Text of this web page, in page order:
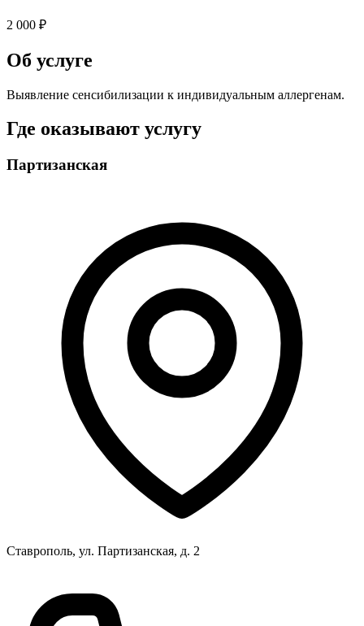
2 000 ₽
Об услуге
Выявление сенсибилизации к индивидуальным аллергенам.
Где оказывают услугу
Партизанская
Ставрополь, ул. Партизанская, д. 2